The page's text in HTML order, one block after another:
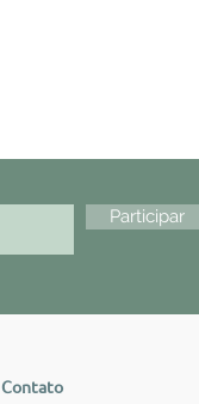
Participar
Contato